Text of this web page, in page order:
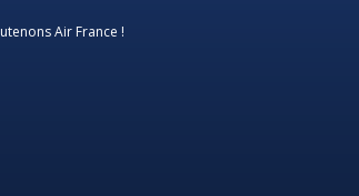
Air France !